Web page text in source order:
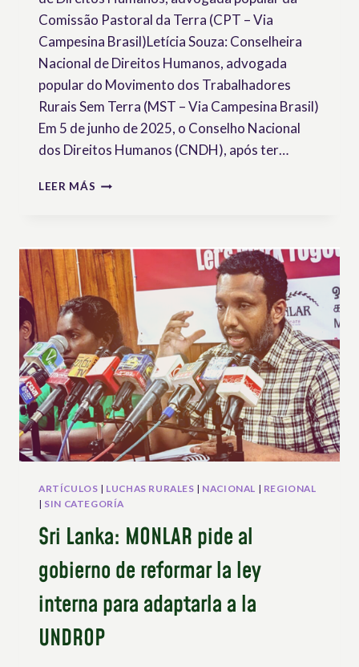
Comissão Pastoral da Terra (CPT – Via
Campesina Brasil)Letícia Souza: Conselheira
Nacional de Direitos Humanos, advogada
popular do Movimento dos Trabalhadores
Rurais Sem Terra (MST – Via Campesina Brasil)
Em 5 de junho de 2025, o Conselho Nacional
dos Direitos Humanos (CNDH), após ter…
LEER MÁS BRASIL:
DIREITOS
HUMANOS
ADOTA
MARCO
NORMATIVO
FUNDAMENTAL
PARA
AVANÇAR
NA
IMPLEMENTAÇÃO
DA
UNDROP
ARTÍCULOS | LUCHAS RURALES | NACIONAL | REGIONAL
| SIN CATEGORÍA
Sri Lanka: MONLAR pide al
gobierno de reformar la ley
interna para adaptarla a la
UNDROP